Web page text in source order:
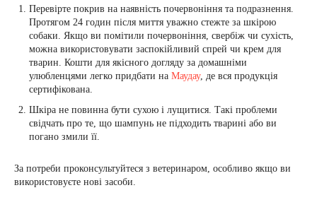
Перевірте покрив на наявність почервоніння та подразнення.
Протягом 24 годин після миття уважно стежте за шкірою
собаки. Якщо ви помітили почервоніння, свербіж чи сухість,
можна використовувати заспокійливий спрей чи крем для
тварин. Кошти для якісного догляду за домашніми
улюбленцями легко придбати на Маудау, де вся продукція
сертифікована.
Шкіра не повинна бути сухою і лущитися. Такі проблеми
свідчать про те, що шампунь не підходить тварині або ви
погано змили її.
За потреби проконсультуйтеся з ветеринаром, особливо якщо ви
використовуєте нові засоби.